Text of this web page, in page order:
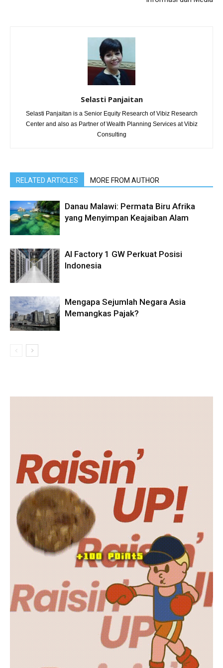
Selasti Panjaitan
Selasti Panjaitan is a Senior Equity Research of Vibiz Research
Center and also as Partner of Wealth Planning Services at Vibiz
Consulting
RELATED ARTICLES MORE FROM AUTHOR
Danau Malawi: Permata Biru Afrika
yang Menyimpan Keajaiban Alam
AI Factory 1 GW Perkuat Posisi
Indonesia
Mengapa Sejumlah Negara Asia
Memangkas Pajak?